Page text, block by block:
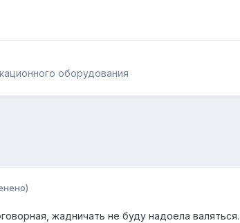
оборудования
жадничать не буду надоела валяться.